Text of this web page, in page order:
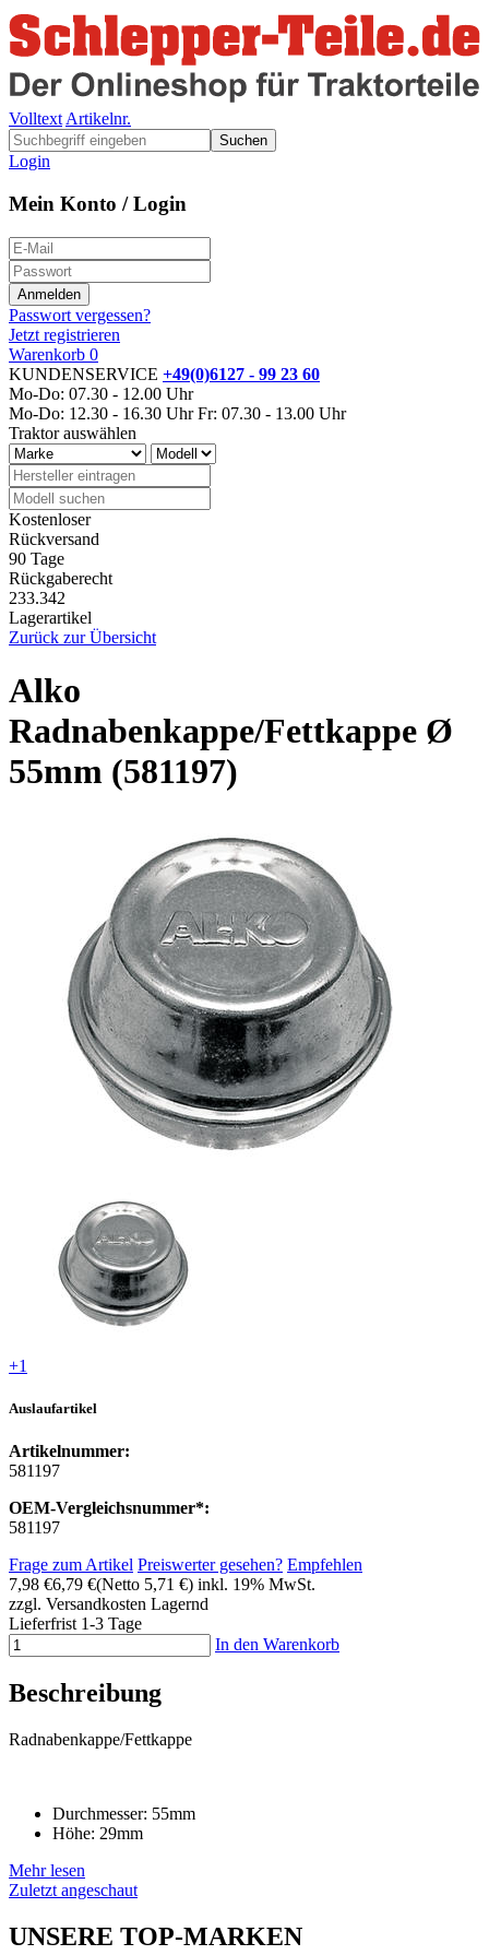
Volltext Artikelnr.
Suchen
Login
Mein Konto / Login
Passwort vergessen?
Jetzt registrieren
Warenkorb 0
KUNDENSERVICE +49(0)6127 - 99 23 60
Mo-Do: 07.30 - 12.00 Uhr
Mo-Do: 12.30 - 16.30 Uhr Fr: 07.30 - 13.00 Uhr
Traktor auswählen
Kostenloser
Rückversand
90 Tage
Rückgaberecht
233.342
Lagerartikel
Zurück zur Übersicht
Alko
Radnabenkappe/Fettkappe Ø
55mm (581197)
+1
Auslaufartikel
Artikelnummer:
581197
OEM-Vergleichsnummer*:
581197
Frage zum Artikel Preiswerter gesehen? Empfehlen
7,98 €6,79 €(Netto 5,71 €) inkl. 19% MwSt.
zzgl. Versandkosten Lagernd
Lieferfrist 1-3 Tage
In den Warenkorb
Beschreibung
Radnabenkappe/Fettkappe
Durchmesser: 55mm
Höhe: 29mm
Mehr lesen
Zuletzt angeschaut
UNSERE TOP-MARKEN